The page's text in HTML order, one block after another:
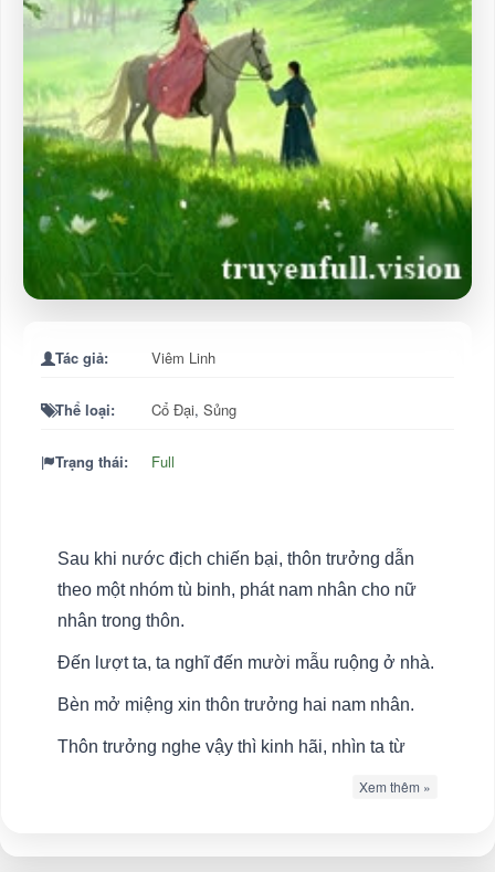
Tác giả: Viêm Linh
Thể loại: Cổ Đại, Sủng
Trạng thái: Full
Sau khi nước địch chiến bại, thôn trưởng dẫn
theo một nhóm tù binh, phát nam nhân cho nữ
nhân trong thôn.
Đến lượt ta, ta nghĩ đến mười mẫu ruộng ở nhà.
Bèn mở miệng xin thôn trưởng hai nam nhân.
Thôn trưởng nghe vậy thì kinh hãi, nhìn ta từ
Xem thêm »